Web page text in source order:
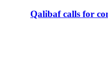
Qalibaf calls for